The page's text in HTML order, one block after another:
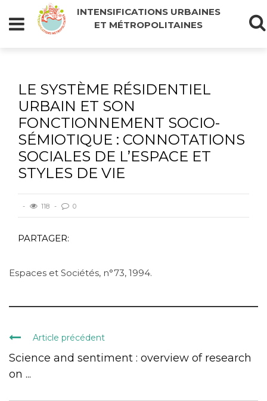
INTENSIFICATIONS URBAINES
ET MÉTROPOLITAINES
LE SYSTÈME RÉSIDENTIEL
URBAIN ET SON
FONCTIONNEMENT SOCIO-
SÉMIOTIQUE : CONNOTATIONS
SOCIALES DE L’ESPACE ET
STYLES DE VIE
118 0
PARTAGER:
Espaces et Sociétés, n°73, 1994.
Article précédent
Science and sentiment : overview of research
on ...